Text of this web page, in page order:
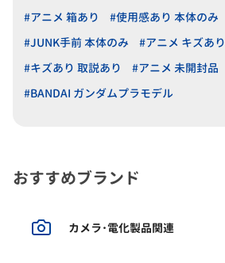
#アニメ 箱あり
#使用感あり 本体のみ
#JUNK手前 本体のみ
#アニメ キズあり
#キズあり 取説あり
#アニメ 未開封品
#BANDAI ガンダムプラモデル
おすすめブランド
カメラ･電化製品関連